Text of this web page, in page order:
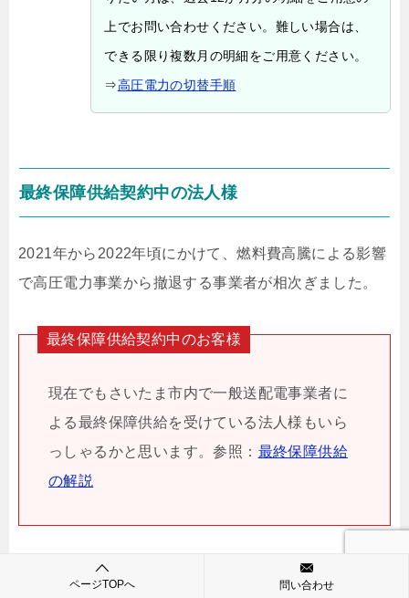
上でお問い合わせください。難しい場合は、
できる限り複数月の明細をご用意ください。
⇒高圧電力の切替手順
最終保障供給契約中の法人様
2021年から2022年頃にかけて、燃料費高騰による影響
で高圧電力事業から撤退する事業者が相次ぎました。
最終保障供給契約中のお客様
現在でもさいたま市内で一般送配電事業者に
よる最終保障供給を受けている法人様もいら
っしゃるかと思います。参照： 最終保障供給
の解説
当社では、最終保障供給からの切り替えを承っていま
ページTOPへ 問い合わせ